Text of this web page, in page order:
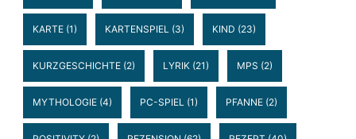
KARTE(1) KARTENSPIEL(3) KIND (23)
KURZGESCHICHTE(2) LYRIK(21) MPS (2)
MYTHOLOGIE(4) PC-SPIEL(1) PFANNE(2)